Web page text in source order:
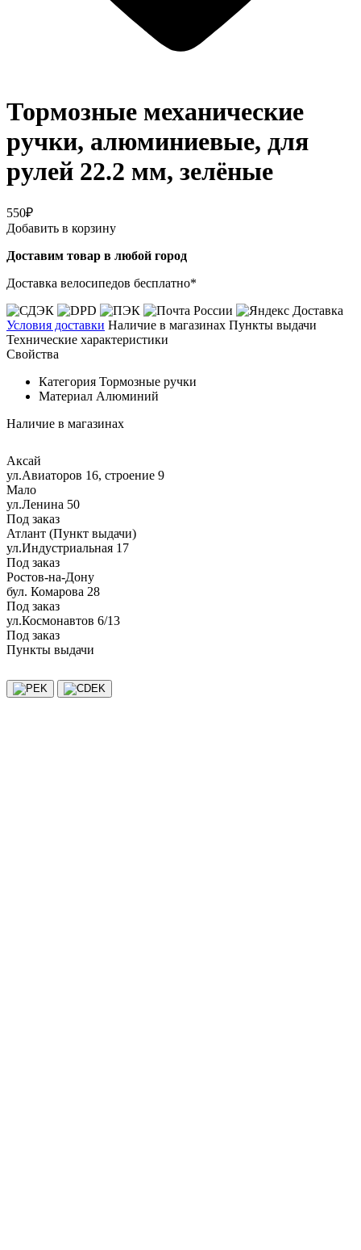
Тормозные механические
ручки, алюминиевые, для
рулей 22.2 мм, зелёные
550₽
Добавить в корзину
Доставим товар в любой город
Доставка велосипедов бесплатно*
Условия доставки Наличие в магазинах Пункты выдачи
Технические характеристики
Свойства
Категория Тормозные ручки
Материал Алюминий
Наличие в магазинах
Аксай
ул.Авиаторов 16, строение 9
Мало
ул.Ленина 50
Под заказ
Атлант (Пункт выдачи)
ул.Индустриальная 17
Под заказ
Ростов-на-Дону
бул. Комарова 28
Под заказ
ул.Космонавтов 6/13
Под заказ
Пункты выдачи